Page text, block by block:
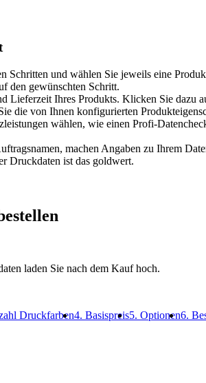
Schritten und wählen Sie jeweils eine
den gewünschten Schritt.
Lieferzeit Ihres Produkts. Klicken Sie dazu
die von Ihnen konfigurierten
wählen, wie einen Profi-
machen Angaben zu Ihrem
Druckdaten ist das goldwert.
laden Sie nach dem Kauf hoch.
Druckfarben4. Basispreis5. Optionen6.